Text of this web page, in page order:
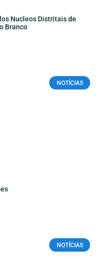
Nucleos Distritais de
Branco
NOTÍCIAS
NOTÍCIAS